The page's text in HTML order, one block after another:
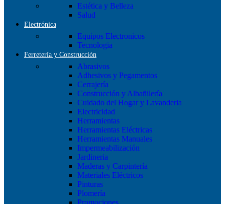
Estética y Belleza
Salud
Electrónica
Equipos Electronicos
Tecnologia
Ferretería y Construcción
Abrasivos
Adhesivos y Pegamentos
Cerrajería
Construcción y Albañilería
Cuidado del Hogar y Lavanderia
Electricidad
Herramientas
Herramientas Eléctricas
Herramientas Manuales
Impermeabilización
Jardineria
Maderas y Carpintería
Materiales Eléctricos
Pinturas
Plomería
Promociones